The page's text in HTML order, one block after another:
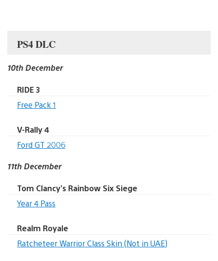
PS4 DLC
10th December
RIDE 3
Free Pack 1
V-Rally 4
Ford GT 2006
11th December
Tom Clancy’s Rainbow Six Siege
Year 4 Pass
Realm Royale
Ratcheteer Warrior Class Skin (Not in UAE)